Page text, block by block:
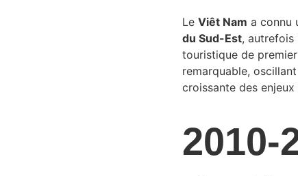
Le Viêt Nam a connu
du Sud-Est, autrefois
touristique de
remarquable,
croissante des
2010-